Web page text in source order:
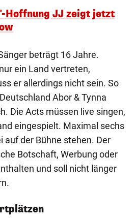
Hoffnung JJ zeigt jetzt
beträgt 16 Jahre.
ein Land vertreten,
er allerdings nicht sein. So
Abor & Tynna
Die Acts müssen live singen,
eingespielt. Maximal sechs
auf der Bühne stehen. Der
Botschaft, Werbung oder
und soll nicht länger